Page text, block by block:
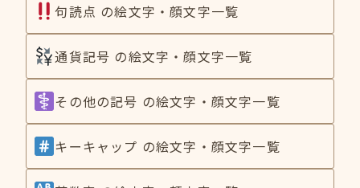
句読点 の絵文字・顔文字一覧
通貨記号 の絵文字・顔文字一覧
その他の記号 の絵文字・顔文字一覧
キーキャップ の絵文字・顔文字一覧